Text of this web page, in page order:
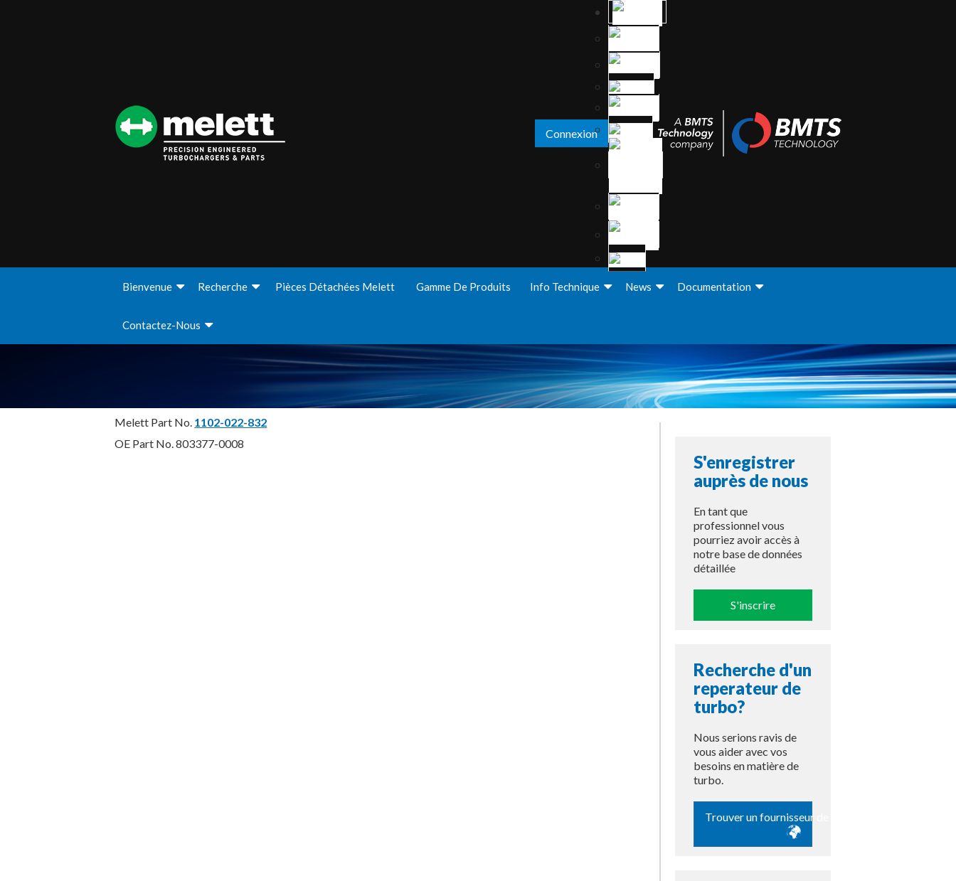
Connexion
Bienvenue Recherche Pièces Détachées Melett Gamme De Produits Info Technique News Documentation
Contactez-Nous
Melett Part No. 1102-022-832
OE Part No. 803377-0008
S'enregistrer
auprès de nous
En tant que
professionnel vous
pourriez avoir accès à
notre base de données
détaillée
S'inscrire
Recherche d'un
reperateur de
turbo?
Nous serions ravis de
vous aider avec vos
besoins en matière de
turbo.
Trouver un fournisseur de pièces